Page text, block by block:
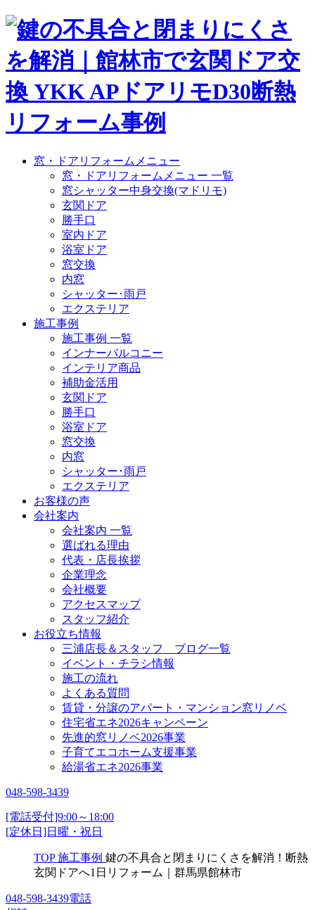
窓・ドアリフォームメニュー
窓・ドアリフォームメニュー 一覧
窓シャッター中身交換(マドリモ)
玄関ドア
勝手口
室内ドア
浴室ドア
窓交換
内窓
シャッター･雨戸
エクステリア
施工事例
施工事例 一覧
インナーバルコニー
インテリア商品
補助金活用
玄関ドア
勝手口
浴室ドア
窓交換
内窓
シャッター･雨戸
エクステリア
お客様の声
会社案内
会社案内 一覧
選ばれる理由
代表・店長挨拶
企業理念
会社概要
アクセスマップ
スタッフ紹介
お役立ち情報
三浦店長＆スタッフ ブログ一覧
イベント・チラシ情報
施工の流れ
よくある質問
賃貸・分譲のアパート・マンション窓リノベ
住宅省エネ2026キャンペーン
先進的窓リノベ2026事業
子育てエコホーム支援事業
給湯省エネ2026事業
048-598-3439
[電話受付]9:00～18:00
[定休日]日曜・祝日
TOP 施工事例 鍵の不具合と閉まりにくさを解消！断熱
玄関ドアへ1日リフォーム｜群馬県館林市
048-598-3439電話